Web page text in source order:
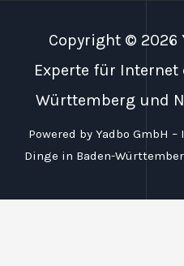
Copyright © 2026
Experte für Internet
Württemberg und
Powered by Yadbo GmbH
Dinge in Baden-